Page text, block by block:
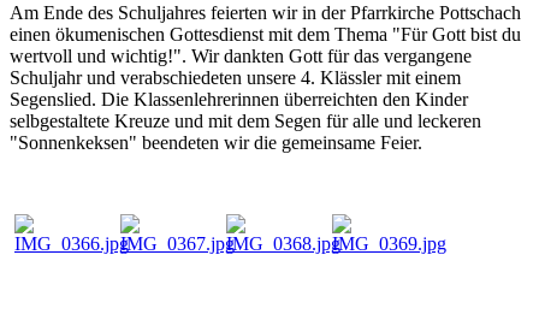
Am Ende des Schuljahres feierten wir in der Pfarrkirche Pottschach
einen ökumenischen Gottesdienst mit dem Thema "Für Gott bist du
wertvoll und wichtig!". Wir dankten Gott für das vergangene
Schuljahr und verabschiedeten unsere 4. Klässler mit einem
Segenslied. Die Klassenlehrerinnen überreichten den Kinder
selbgestaltete Kreuze und mit dem Segen für alle und leckeren
"Sonnenkeksen" beendeten wir die gemeinsame Feier.